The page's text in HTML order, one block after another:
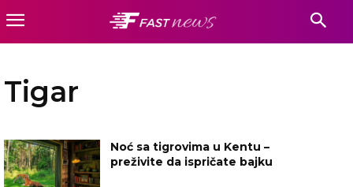
Tigar
Noć sa tigrovima u Kentu –
preživite da ispričate bajku